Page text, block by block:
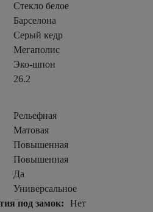
Стекло белое
Барселона
Серый кедр
Мегаполис
Эко-шпон
26.2
Рельефная
Матовая
Повышенная
Повышенная
Да
Универсальное
под замок:
Нет